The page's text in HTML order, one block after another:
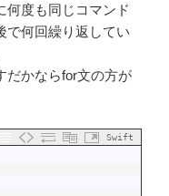
何度も同じコマンド
で何回繰り返してい
だかならfor文の方が
Swift